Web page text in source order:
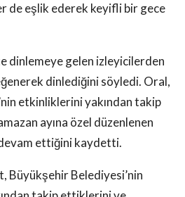
de eşlik ederek keyifli bir gece
dinlemeye gelen izleyicilerden
dinlediğini söyledi. Oral,
etkinliklerini yakından takip
ayına özel düzenlenen
ettiğini kaydetti.
Büyükşehir Belediyesi’nin